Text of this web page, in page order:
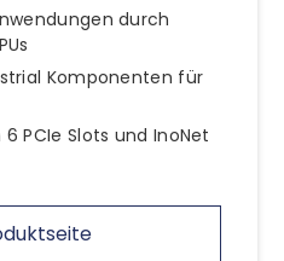
durch
Komponenten für
PCIe Slots und InoNet